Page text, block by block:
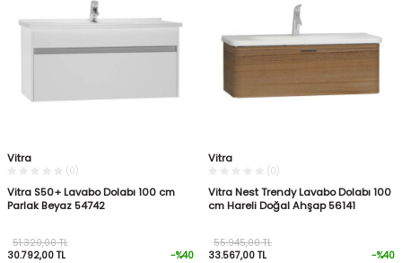
Vitra
(0)
Vitra S50+ Lavabo Dolabı 100 cm
Parlak Beyaz 54742
30.792,00 TL
51.320,00TL
-%40
Vitra
(0)
Vitra Nest Trendy Lavabo Dolabı 100
cm Hareli Doğal Ahşap 56141
33.567,00 TL
55.945,00TL
-%40